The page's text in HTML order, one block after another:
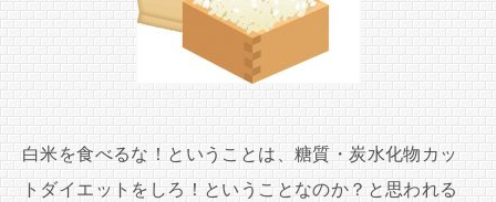
白米を食べるな！ということは、糖質・炭水化物カッ
トダイエットをしろ！ということなのか？と思われる